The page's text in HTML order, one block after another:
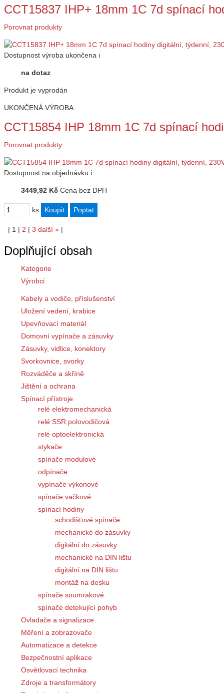
CCT15837 IHP+ 18mm 1C 7d spínací
Porovnat produkty
Dostupnost výroba ukončena i
na dotaz
Produkt je vyprodán
UKONČENÁ VÝROBA
CCT15854 IHP 18mm 1C 7d spínací
Porovnat produkty
Dostupnost na objednávku i
3449,92 Kč Cena bez DPH
ks
| 1 | 2 | 3 další » |
Doplňující obsah
Kategorie
Výrobci
Kabely a vodiče, příslušenství
Uložení vedení, krabice
Upevňovací materiál
Domovní vypínače a zásuvky
Zásuvky, vidlice, konektory
Svorkovnice, svorky
Rozváděče a skříně
Jištění a ochrana
Spínací přístroje
relé elektromechanická
relé SSR polovodičová
relé optoelektronická
stykače
spínače modulové
odpínače
vypínače výkonové
spínače vačkové
spínací hodiny
schodišťové spínače
mechanické do zásuvky
digitální do zásuvky
mechanické na DIN lištu
digitální na DIN lištu
montáž na desku
spínače soumrakové
spínače detekující pohyb
Ovladače a signalizace
Měření a zobrazovače
Automatizace a detekce
Bezpečnostní aplikace
Osvětlovací technika
Zdroje a transformátory